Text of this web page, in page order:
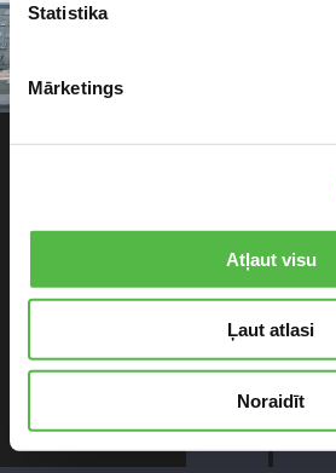
Statistika
Mārketings
Atļaut visu
Ļaut atlasi
Noraidīt
© 2017 ALANDEKO AIZKARI UN